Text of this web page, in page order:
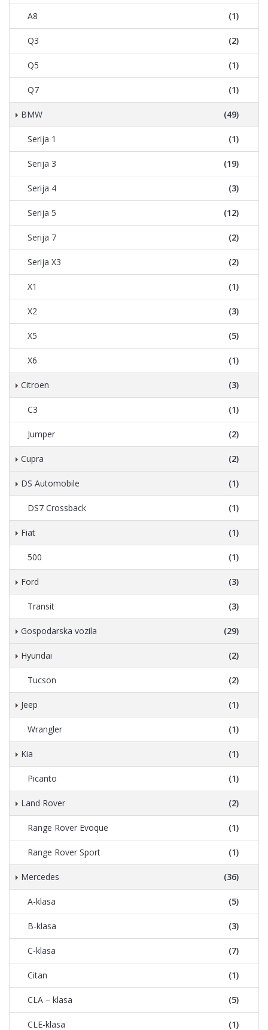
A8 (1)
Q3 (2)
Q5 (1)
Q7 (1)
BMW (49)
Serija 1 (1)
Serija 3 (19)
Serija 4 (3)
Serija 5 (12)
Serija 7 (2)
Serija X3 (2)
X1 (1)
X2 (3)
X5 (5)
X6 (1)
Citroen (3)
C3 (1)
Jumper (2)
Cupra (2)
DS Automobile (1)
DS7 Crossback (1)
Fiat (1)
500 (1)
Ford (3)
Transit (3)
Gospodarska vozila (29)
Hyundai (2)
Tucson (2)
Jeep (1)
Wrangler (1)
Kia (1)
Picanto (1)
Land Rover (2)
Range Rover Evoque (1)
Range Rover Sport (1)
Mercedes (36)
A-klasa (5)
B-klasa (3)
C-klasa (7)
Citan (1)
CLA – klasa (5)
CLE-klasa (1)